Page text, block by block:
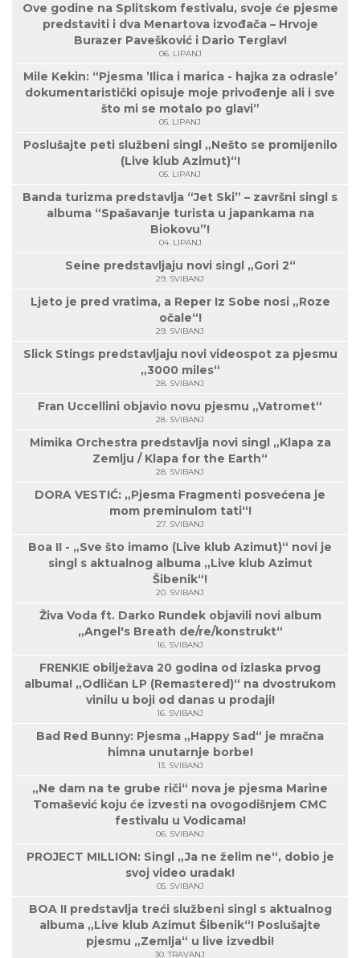
Ove godine na Splitskom festivalu, svoje će pjesme
predstaviti i dva Menartova izvođača – Hrvoje
Burazer Pavešković i Dario Terglav!
06. LIPANJ
Mile Kekin: “Pjesma ’Ilica i marica - hajka za odrasle’
dokumentaristički opisuje moje privođenje ali i sve
što mi se motalo po glavi”
05. LIPANJ
Poslušajte peti službeni singl „Nešto se promijenilo
(Live klub Azimut)“!
05. LIPANJ
Banda turizma predstavlja “Jet Ski” – završni singl s
albuma “Spašavanje turista u japankama na
Biokovu”!
04. LIPANJ
Seine predstavljaju novi singl „Gori 2“
29. SVIBANJ
Ljeto je pred vratima, a Reper Iz Sobe nosi „Roze
očale“!
29. SVIBANJ
Slick Stings predstavljaju novi videospot za pjesmu
„3000 miles“
28. SVIBANJ
Fran Uccellini objavio novu pjesmu „Vatromet“
28. SVIBANJ
Mimika Orchestra predstavlja novi singl „Klapa za
Zemlju / Klapa for the Earth“
28. SVIBANJ
DORA VESTIĆ: „Pjesma Fragmenti posvećena je
mom preminulom tati“!
27. SVIBANJ
Boa II - „Sve što imamo (Live klub Azimut)“ novi je
singl s aktualnog albuma „Live klub Azimut
Šibenik“!
20. SVIBANJ
Živa Voda ft. Darko Rundek objavili novi album
„Angel's Breath de/re/konstrukt“
16. SVIBANJ
FRENKIE obilježava 20 godina od izlaska prvog
albuma! „Odličan LP (Remastered)“ na dvostrukom
vinilu u boji od danas u prodaji!
16. SVIBANJ
Bad Red Bunny: Pjesma „Happy Sad“ je mračna
himna unutarnje borbe!
13. SVIBANJ
„Ne dam na te grube riči“ nova je pjesma Marine
Tomašević koju će izvesti na ovogodišnjem CMC
festivalu u Vodicama!
06. SVIBANJ
PROJECT MILLION: Singl „Ja ne želim ne“, dobio je
svoj video uradak!
05. SVIBANJ
BOA II predstavlja treći službeni singl s aktualnog
albuma „Live klub Azimut Šibenik“! Poslušajte
pjesmu „Zemlja“ u live izvedbi!
30. TRAVANJ